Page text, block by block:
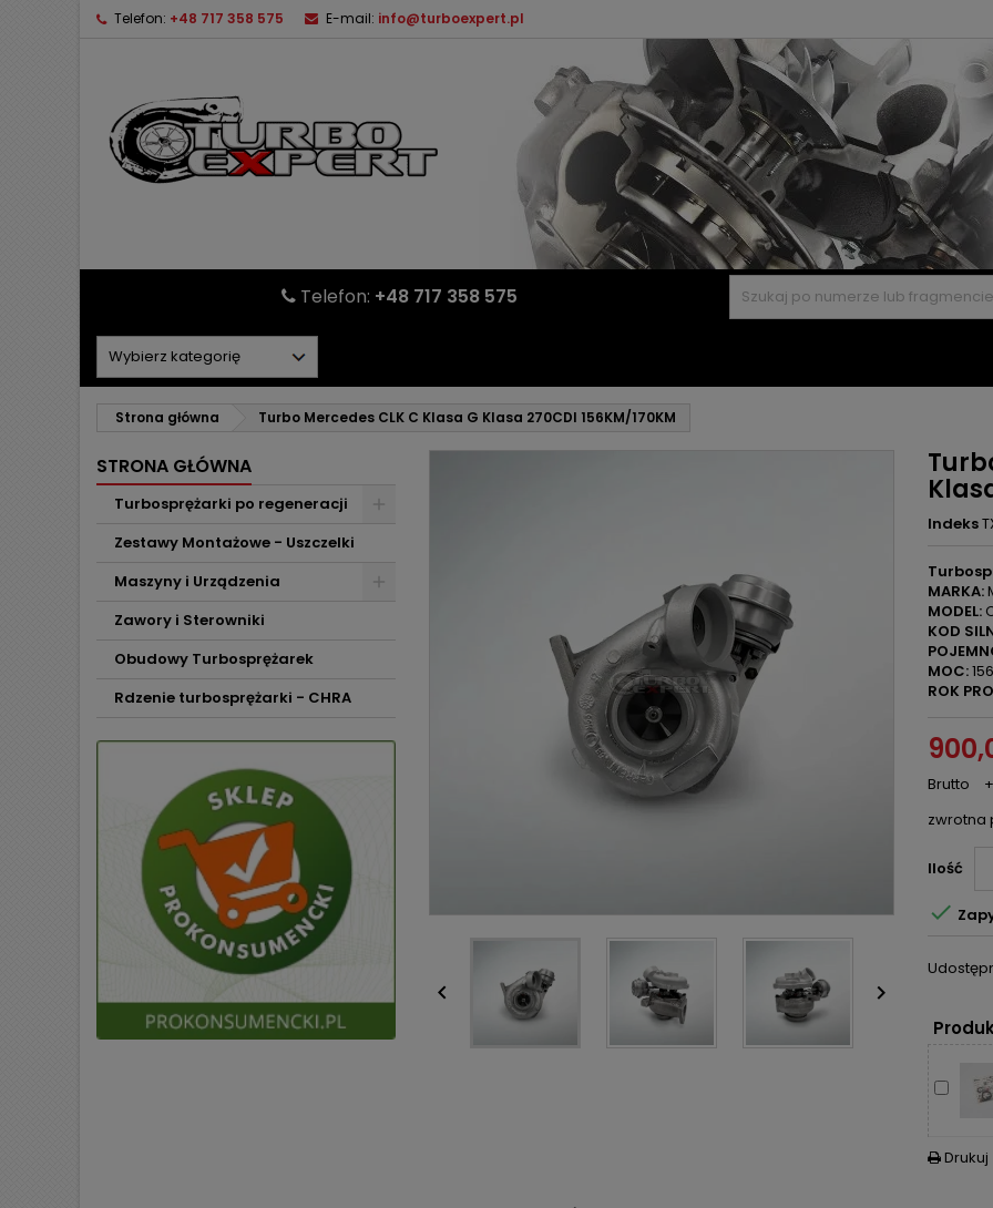
Telefon: +48 717 358 575 E-mail: info@turboexpert.pl
Telefon: +48 717 358 575
Strona główna Turbo Mercedes CLK C Klasa G Klasa 270CDI 156KM/170KM
STRONA GŁÓWNA
Turbosprężarki po regeneracji
Zestawy Montażowe - Uszczelki
Maszyny i Urządzenia
Zawory i Sterowniki
Obudowy Turbosprężarek
Rdzenie turbosprężarki - CHRA
 
Indeks
MARKA:
MODEL:
KOD
MOC:
ROK
Brutto
zwrotna
Ilość

 Drukuj